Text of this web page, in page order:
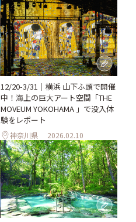
12/20-3/31｜横浜 山下ふ頭で開催
中！海上の巨大アート空間「THE
MOVEUM YOKOHAMA 」で没入体
験をレポート
神奈川県 2026.02.10